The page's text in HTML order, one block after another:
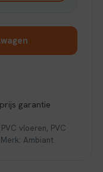
garantie
vloeren, PVC
Merk: Ambiant